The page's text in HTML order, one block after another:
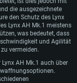
werden nicht
die ausgezeichnete
den Schutz des Lynx
Lynx AH Mk.1 meistens
was bedeutet, dass
und Agilität
vermeiden.
AH Mk.1 auch über